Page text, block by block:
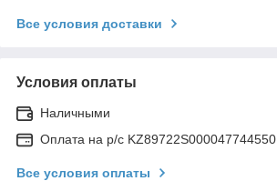
Все условия доставки
Условия оплаты
Наличными
Оплата на р/с KZ89722S000047744550
Все условия оплаты